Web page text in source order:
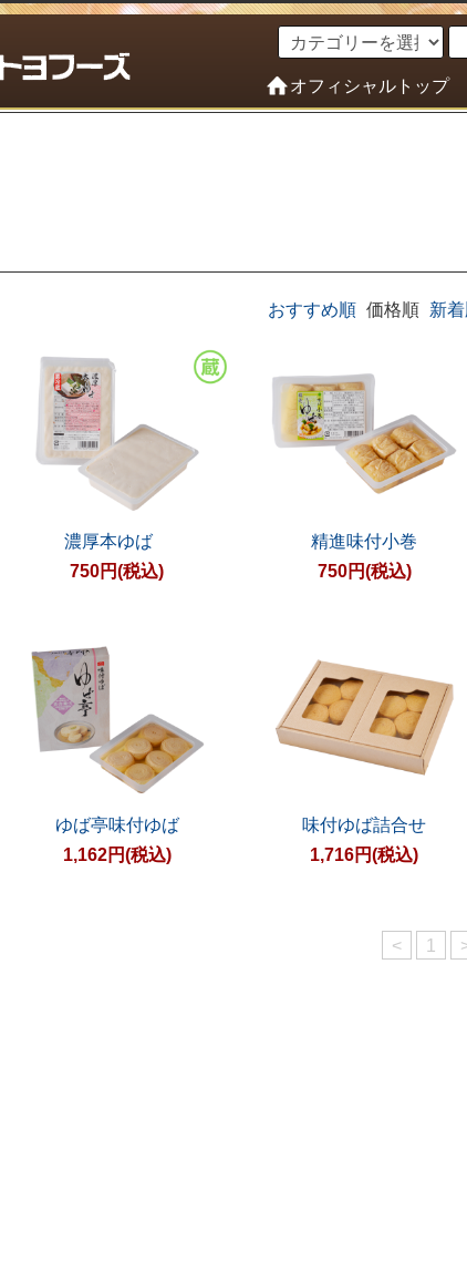
オフィシャルトップ
おすすめ順 価格順 新
濃厚本ゆば
750円(税込)
精進味付小巻
750円(税込)
ゆば亭味付ゆば
1,162円(税込)
味付ゆば詰合せ
1,716円(税込)
< 1